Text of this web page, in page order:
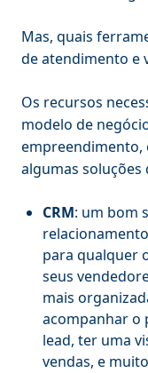
Mas, quais
de atendimento e
Os recursos
modelo de
algumas soluções
CRM: um bom
para qualquer
seus
mais
acompanhar o
lead, ter uma
vendas, e